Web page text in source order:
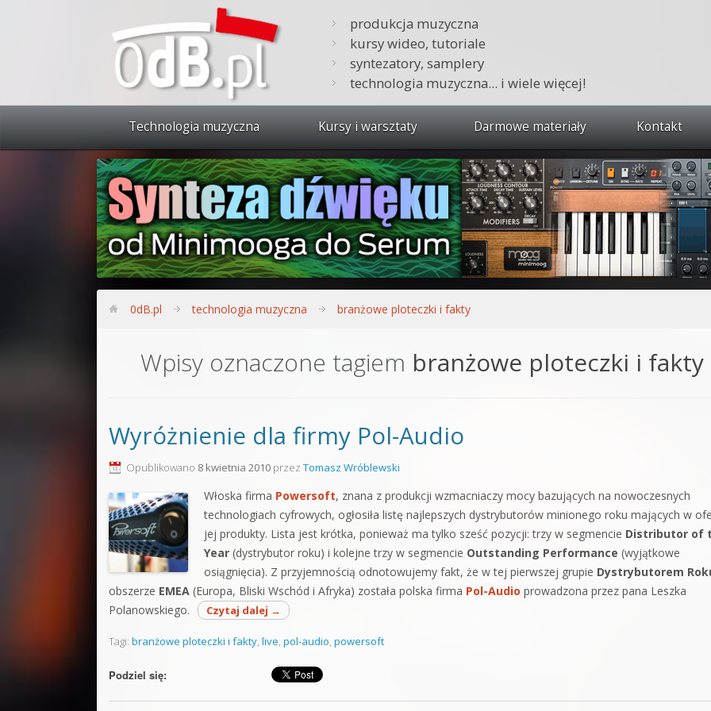
produkcja muzyczna
kursy wideo, tutoriale
syntezatory, samplery
technologia muzyczna... i wiele więcej!
Technologia muzyczna Kursy i warsztaty
Zobacz wszystkie kursy i warsztaty
Synteza dźwięku 🔥
Produkcja muzyczna w praktyce
Bitwig Studio od podstaw
Sound Forge od podstaw
Kontakt 5 Kompendium
Pakiety
Darmowe materiały Kontakt
0dB.pl technologia muzyczna branżowe ploteczki i fakty
Wpisy oznaczone tagiem branżowe ploteczki i fakty
Wyróżnienie dla firmy Pol-Audio
Opublikowano 8 kwietnia 2010 przez Tomasz Wróblewski
Włoska firma Powersoft, znana z produkcji wzmacniaczy mocy bazujących na nowoczesnych
technologiach cyfrowych, ogłosiła listę najlepszych dystrybutorów minionego roku mających w
jej produkty. Lista jest krótka, ponieważ ma tylko sześć pozycji: trzy w segmencie Distributor of
Year (dystrybutor roku) i kolejne trzy w segmencie Outstanding Performance (wyjątkowe
osiągnięcia). Z przyjemnością odnotowujemy fakt, że w tej pierwszej grupie Dystrybutorem
obszerze EMEA (Europa, Bliski Wschód i Afryka) została polska firma Pol-Audio prowadzona przez pana Leszka
Polanowskiego.
Czytaj dalej →
Tagi: branżowe ploteczki i fakty, live, pol-audio, powersoft
Podziel się: